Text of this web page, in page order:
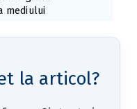
mediului
la articol?